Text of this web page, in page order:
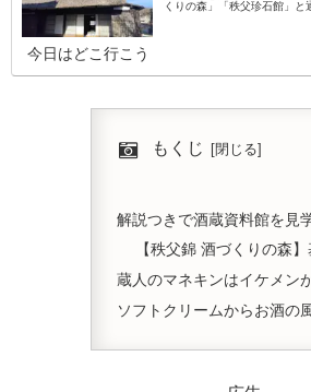
くりの森」「秩父珍石館」
今日はどこ行こう
もくじ
解説つきで酒蔵資料館を見
【秩父錦 酒づくりの森
蔵人のマネキンはイケメン
ソフトクリームからお酒の